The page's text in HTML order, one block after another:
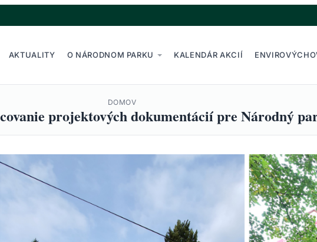
AKTUALITY O NÁRODNOM PARKU KALENDÁR AKCIÍ
DOMOV
projektových dokumentácií pre Národný